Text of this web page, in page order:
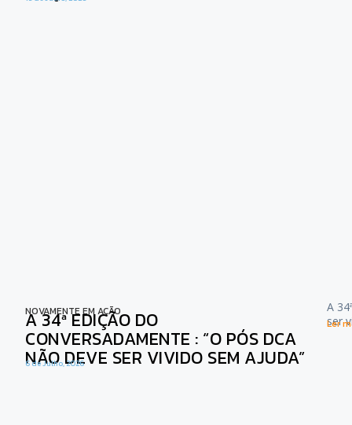
NOVAMENTE EM AÇÃO
A 34ª EDIÇÃO DO
CONVERSADAMENTE : “O PÓS DCA
NÃO DEVE SER VIVIDO SEM AJUDA”
6 de Julho, 2026
A
ser
Ler